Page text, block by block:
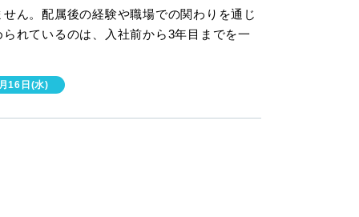
ん。配属後の経験や職場での関わりを通じ
れているのは、入社前から3年目までを一
16日(水)